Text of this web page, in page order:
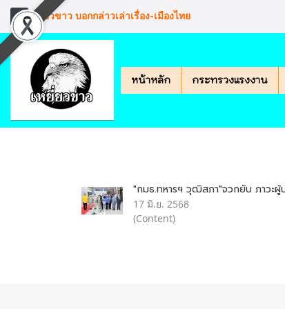
เหยียวขาว บอกกล่าวเล่าเรื่อง-เมืองไทย
หน้าหลัก กระทรวงแรงงาน
"กมธ.ทหารฯ วุฒิสภา"จวกยับ ภาวะผู้
17 มิ.ย. 2568
(Content)